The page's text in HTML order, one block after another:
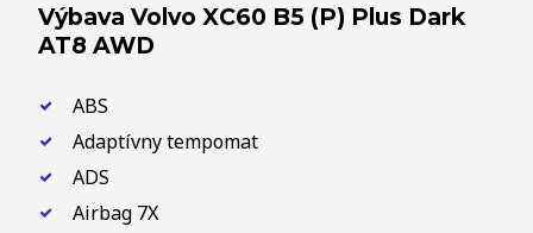
Výbava Volvo XC60 B5 (P) Plus Dark
AT8 AWD
ABS
Adaptívny tempomat
ADS
Airbag 7X